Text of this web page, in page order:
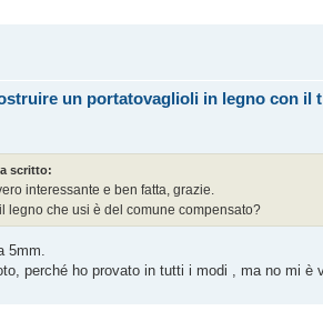
un portatovaglioli in legno con il
scritto:
interessante e ben fatta, grazie.
legno che usi è del comune compensato?
5mm.
perché ho provato in tutti i modi , ma no mi è